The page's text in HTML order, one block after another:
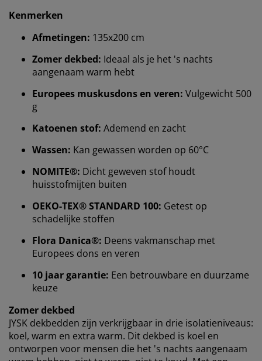
Kenmerken
Afmetingen: 135x200 cm
Zomer dekbed: Ideaal als je het 's nachts
aangenaam warm hebt
Europees muskusdons en veren: Vulgewicht 500
g
Katoenen stof: Ademend en zacht
Wassen: Kan gewassen worden op 60°C
NOMITE®: Dicht geweven stof houdt
huisstofmijten buiten
OEKO-TEX® STANDARD 100: Getest op
schadelijke stoffen
Flora Danica®: Deens vakmanschap met
Europees dons en veren
10 jaar garantie: Een betrouwbare en duurzame
keuze
Zomer dekbed
JYSK dekbedden zijn verkrijgbaar in drie isolatieniveaus:
koel, warm en extra warm. Dit dekbed is koel en
ontworpen voor mensen die het 's nachts aangenaam
We personaliseren jouw ervaring
Bij JYSK gebruiken we cookies en mobiele identifiers
om een goede ervaring te garanderen bij het bezoeken
van onze website. Cookies verzamelen informatie over
jou voor functionaliteit, statistieken en relevante
marketing.
Als we marketingcookies accepteren, delen we je
surfgegevens met marketingpartners (zoals Google,
Meta en TikTok) voor op maat gemaakte en statische
advertenties. Je kunt meer lezen over de doeleinden bij
trekken door op het cookie-pictogram te klikken. Door
op “Alles accepteren” te klikken, geef je toestemming
voor alle drie de doeleinden. Lees meer over onze
verzameling en verwerking van persoonsgegevensen